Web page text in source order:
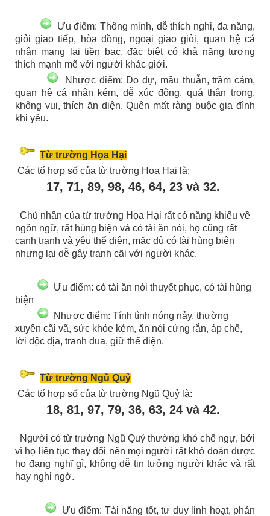
Ưu điểm: Thông minh, dễ thích nghi, đa năng,
giỏi giao tiếp, hòa đồng, ngoại giao giỏi, quan hệ cá
nhân mang lại tiền bạc, đặc biệt có khả năng tương
thích mạnh mẽ với người khác giới.
Nhược điểm: Do dự, mâu thuẫn, trầm cảm,
quan hệ cá nhân kém, dễ xúc động, quá thận trọng,
không vui, thích ăn diện. Quên mất ràng buộc gia đình
khi yêu.
Từ trường Họa Hại
Các tổ hợp số của từ trường Họa Hại là:
17, 71, 89, 98, 46, 64, 23 và 32.
Chủ nhân của từ trường Họa Hại rất có năng khiếu về
ngôn ngữ, rất hùng biện và có tài ăn nói, họ cũng rất
cạnh tranh và yêu thể diện, mặc dù có tài hùng biện
nhưng lại dễ gây tranh cãi với người khác.
Ưu điểm: có tài ăn nói thuyết phục, có tài hùng
biện
Nhược điểm: Tính tình nóng nảy, thường
xuyên cãi vã, sức khỏe kém, ăn nói cứng rắn, áp chế,
lời độc địa, tranh đua, giữ thể diện.
Từ trường Ngũ Quỷ
Các tổ hợp số của từ trường Ngũ Quỷ là:
18, 81, 97, 79, 36, 63, 24 và 42.
Người có từ trường Ngũ Quỷ thường khó chế ngự, bởi
vì họ liên tục thay đổi nên mọi người rất khó đoán được
họ đang nghĩ gì, không dễ tin tưởng người khác và rất
hay nghi ngờ.
Ưu điểm: Tài năng tốt, tư duy linh hoạt, phản